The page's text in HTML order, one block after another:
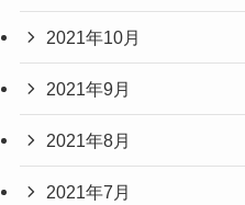
2021年10月
2021年9月
2021年8月
2021年7月